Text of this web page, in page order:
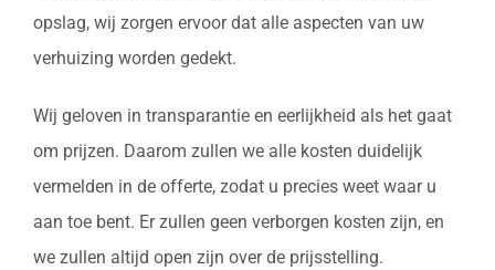
opslag, wij zorgen ervoor dat alle aspecten van uw
verhuizing worden gedekt.
Wij geloven in transparantie en eerlijkheid als het gaat
om prijzen. Daarom zullen we alle kosten duidelijk
vermelden in de offerte, zodat u precies weet waar u
aan toe bent. Er zullen geen verborgen kosten zijn, en
we zullen altijd open zijn over de prijsstelling.